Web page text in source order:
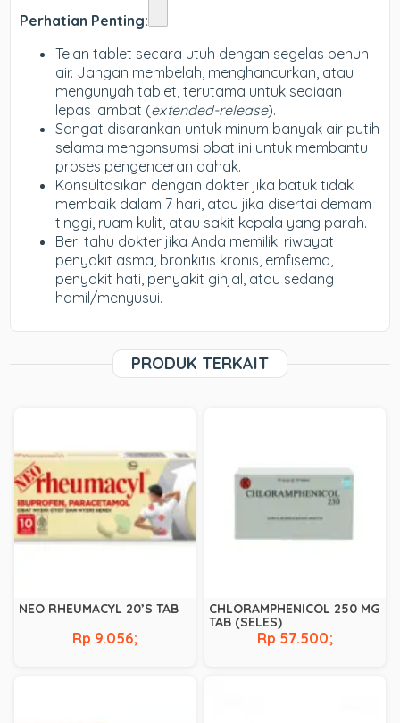
Perhatian Penting:
Telan tablet secara utuh dengan segelas penuh
air. Jangan membelah, menghancurkan, atau
mengunyah tablet, terutama untuk sediaan
lepas lambat (extended-release).
Sangat disarankan untuk minum banyak air putih
selama mengonsumsi obat ini untuk membantu
proses pengenceran dahak.
Konsultasikan dengan dokter jika batuk tidak
membaik dalam 7 hari, atau jika disertai demam
tinggi, ruam kulit, atau sakit kepala yang parah.
Beri tahu dokter jika Anda memiliki riwayat
penyakit asma, bronkitis kronis, emfisema,
penyakit hati, penyakit ginjal, atau sedang
hamil/menyusui.
PRODUK TERKAIT
NEO RHEUMACYL 20’S TAB
Rp 9.056;
CHLORAMPHENICOL 250 MG
TAB (SELES)
Rp 57.500;